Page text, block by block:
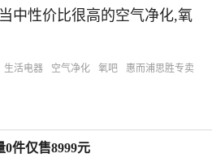
中性价比很高的空气净化,氧
生活电器 空气净化 氧吧
惠而浦思胜专卖
件仅售8999元